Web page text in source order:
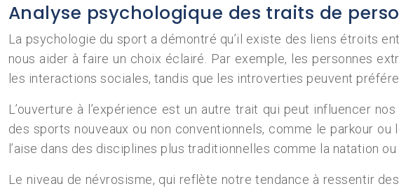
Analyse psychologique des traits de
La psychologie du sport a démontré qu’il existe des liens étroits
nous aider à faire un choix éclairé. Par exemple, les personnes
les interactions sociales, tandis que les introverties peuvent
L’ouverture à l’expérience est un autre trait qui peut influencer
des sports nouveaux ou non conventionnels, comme le parkour
l’aise dans des disciplines plus traditionnelles comme la natation ou
Le niveau de névrosisme, qui reflète notre tendance à ressentir